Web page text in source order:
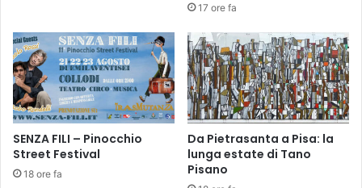
a
a
u
t
o
a
b
b
a
r
a
t
e
p
e
r
u
n
17 ore fa
SENZA FILI – Pinocchio
Street Festival
18 ore fa
Da Pietrasanta a Pisa: la
lunga estate di Tano
Pisano